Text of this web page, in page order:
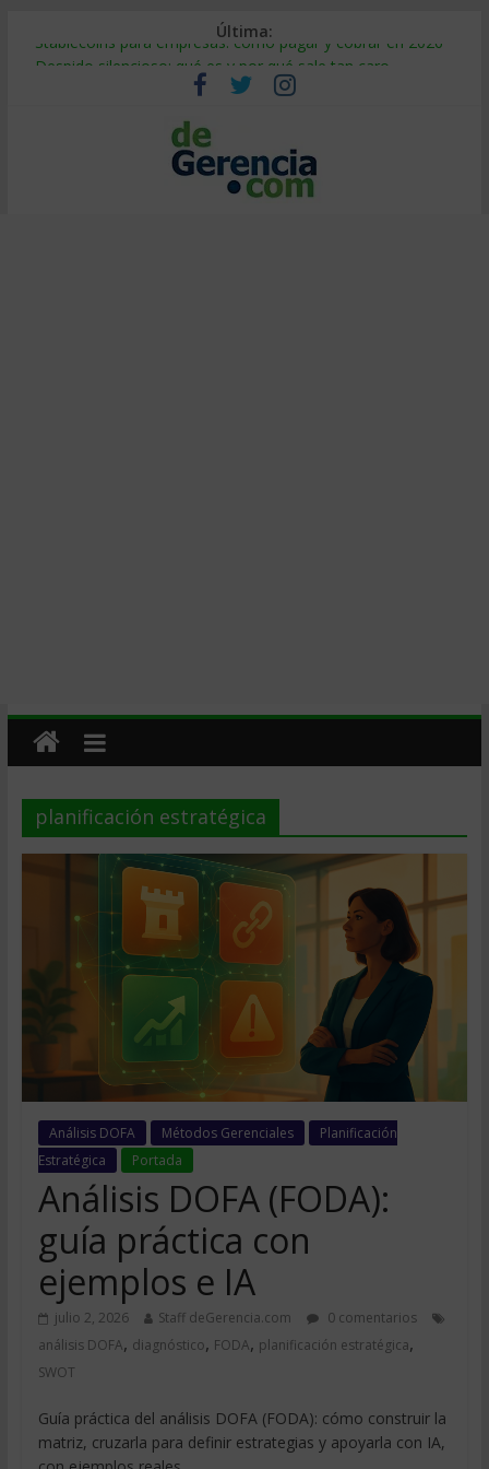
Última:
Stablecoins para empresas: cómo pagar y cobrar en 2026
Despido silencioso: qué es y por qué sale tan caro
IA en selección de personal: cómo auditarla a tiempo
Trabajo forzoso en la cadena de suministro: qué hacer
Mercado hispano de EE. UU.: cómo segmentarlo y venderle
planificación estratégica
Análisis DOFA Métodos Gerenciales
Planificación
Estratégica
Portada
Análisis DOFA (FODA):
guía práctica con
ejemplos e IA
julio 2, 2026 Staff deGerencia.com
0 comentarios
análisis DOFA, diagnóstico, FODA, planificación estratégica,
SWOT
Guía práctica del análisis DOFA (FODA): cómo construir la
matriz, cruzarla para definir estrategias y apoyarla con IA,